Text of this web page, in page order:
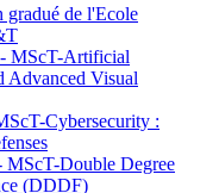
de l'Ecole
MScT-Artificial
Advanced Visual
Cybersecurity :
Double Degree
(DDDF)